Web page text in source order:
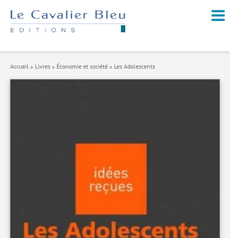
CATALOGUE
Nature et environnement
Religions
Sciences
Accueil » Livres » Économie et société » Les Adolescents